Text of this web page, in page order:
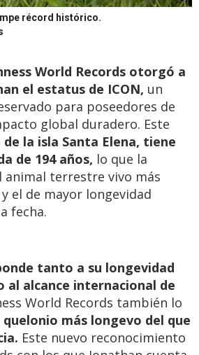
récord histórico.
World Records otorgó a
el estatus de ICON, un
para poseedores de
global duradero. Este
la isla Santa Elena, tiene
de 194 años, lo que la
animal terrestre vivo más
el de mayor longevidad
fecha.
tanto a su longevidad
al alcance internacional de
World Records también lo
quelonio más longevo del que
Este nuevo reconocimiento